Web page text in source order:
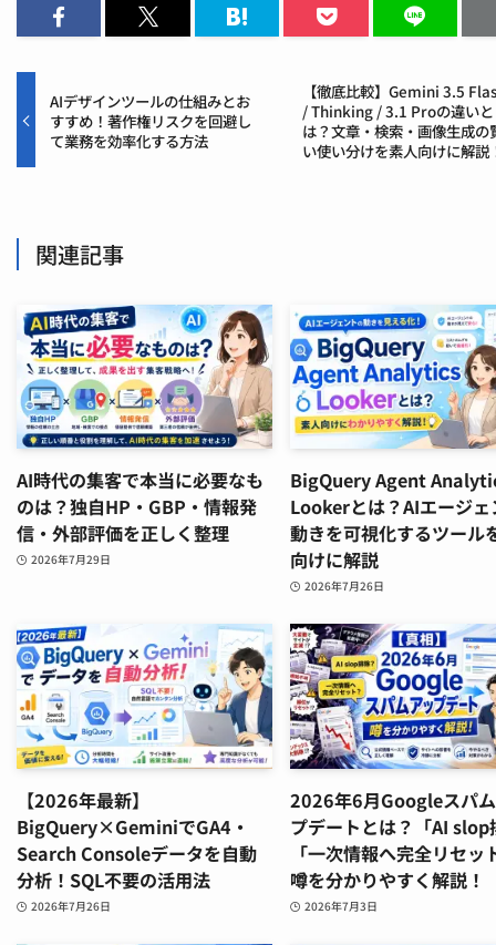
AIデザインツールの仕組みとお
すすめ！著作権リスクを回避し
て業務を効率化する方法
【徹底比較】Gemini 3.5
/ Thinking / 3.1 Proの違いと
は？文章・検索・画像生成の
い使い分けを素人向けに解説
関連記事
AI時代の集客で本当に必要なも
のは？独自HP・GBP・情報発
信・外部評価を正しく整理
2026年7月29日
BigQuery Agent
Lookerとは？AIエージェ
動きを可視化するツール
向けに解説
2026年7月26日
【2026年最新】
BigQuery×GeminiでGA4・
Search Consoleデータを自動
分析！SQL不要の活用法
2026年7月26日
2026年6月Googleスパ
プデートとは？「AI slop
「一次情報へ完全リセッ
噂を分かりやすく解説！
2026年7月3日